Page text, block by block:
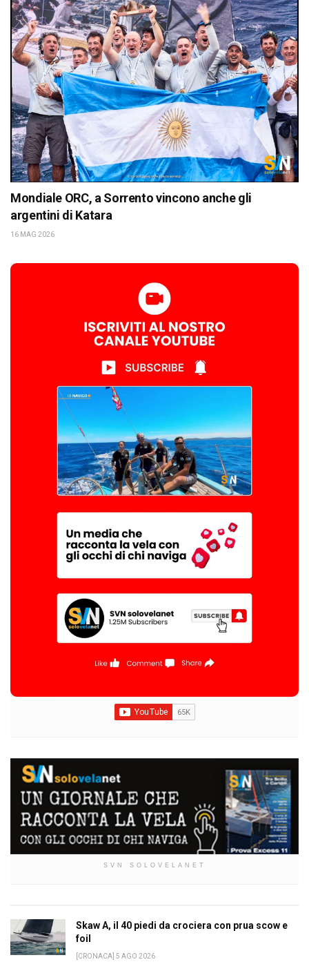
Mondiale ORC, a Sorrento vincono anche gli
argentini di Katara
16 MAG 2026
SVN SOLOVELANET
Skaw A, il 40 piedi da crociera con prua scow e
foil
[CRONACA] 5 AGO 2026